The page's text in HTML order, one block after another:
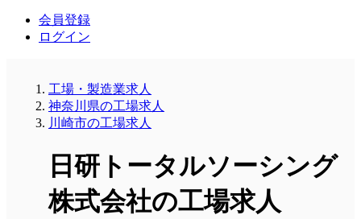
会員登録
ログイン
工場・製造業求人
神奈川県の工場求人
川崎市の工場求人
日研トータルソーシング
株式会社の工場求人